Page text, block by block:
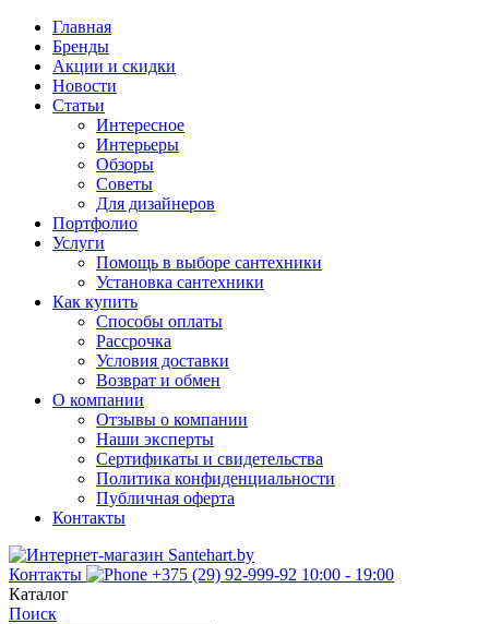
Главная
Бренды
Акции и скидки
Новости
Статьи
Интересное
Интерьеры
Обзоры
Советы
Для дизайнеров
Портфолио
Услуги
Помощь в выборе сантехники
Установка сантехники
Как купить
Способы оплаты
Рассрочка
Условия доставки
Возврат и обмен
О компании
Отзывы о компании
Наши эксперты
Сертификаты и свидетельства
Политика конфиденциальности
Публичная оферта
Контакты
Контакты +375 (29) 92-999-92 10:00 - 19:00
Каталог
Поиск